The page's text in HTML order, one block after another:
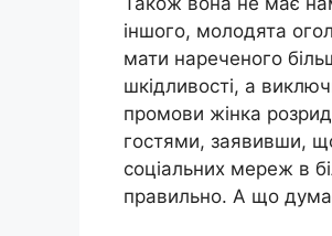
іншого, молодята
мати нареченого
шкідливості, а
промови жінка
гостями, заявивши,
соціальних мереж в
правильно. А що